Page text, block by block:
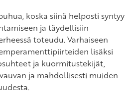
koska siinä helposti syntyy
ja täydellisiin
toteudu. Varhaiseen
lisäksi
ja kuormitustekijät,
ja mahdollisesti muiden